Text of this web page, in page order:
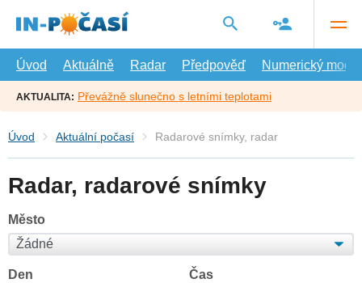
hlavní
Úvod
Aktuálně Radar Předpověď Numerický model
AKTUALITA: Převážně slunečno s letními teplotami
Úvod Aktuální počasí Radarové snímky, radar
Radar, radarové snímky
Město
Den Čas